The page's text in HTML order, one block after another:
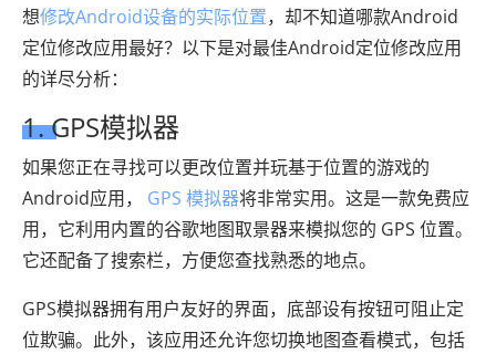
想修改Android设备的实际位置，却不知道哪款Android
定位修改应用最好？以下是对最佳Android定位修改应用
的详尽分析：
1. GPS模拟器
如果您正在寻找可以更改位置并玩基于位置的游戏的
Android应用， GPS 模拟器将非常实用。这是一款免费应
用，它利用内置的谷歌地图取景器来模拟您的 GPS 位置。
它还配备了搜索栏，方便您查找熟悉的地点。
GPS模拟器拥有用户友好的界面，底部设有按钮可阻止定
位欺骗。此外，该应用还允许您切换地图查看模式，包括